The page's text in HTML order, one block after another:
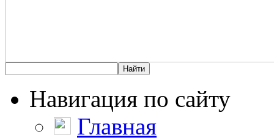
Навигация по сайту
Главная